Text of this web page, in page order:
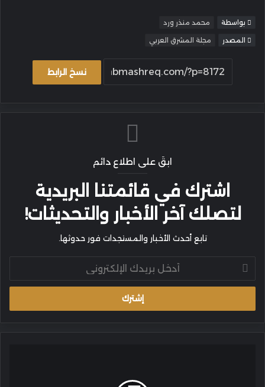
بواسطة محمد منذر ورد
المصدر مجلة المشرق العربي
نسخ الرابط
ابقَ على اطلاع دائم
اشترك في قائمتنا البريدية
لتصلك آخر الأخبار والتحديثات!
تابع أحدث الأخبار والمستجدات فور حدوثها.
بريدك
الإلكتروني